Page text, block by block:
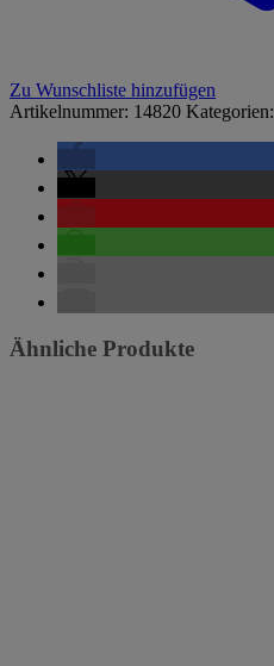
Zu Wunschliste hinzufügen
Artikelnummer: 14820 Kategorien:
Ähnliche Produkte